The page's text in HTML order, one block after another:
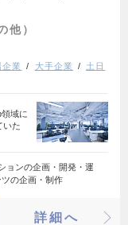
他）
企業 大手企業
土日
域に
いた
ョンの企画・開発・運
の企画・制作
詳細へ